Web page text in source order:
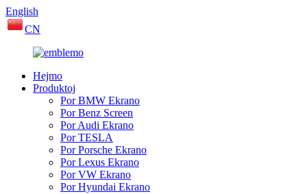
English
CN
Hejmo
Produktoj
Por BMW Ekrano
Por Benz Screen
Por Audi Ekrano
Por TESLA
Por Porsche Ekrano
Por Lexus Ekrano
Por VW Ekrano
Por Hyundai Ekrano